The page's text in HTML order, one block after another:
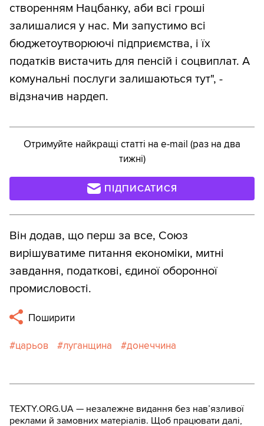
створенням Нацбанку, аби всі гроші
залишалися у нас. Ми запустимо всі
бюджетоутворюючі підприємства, і їх
податків вистачить для пенсій і соцвиплат. А
комунальні послуги залишаються тут", -
відзначив нардеп.
Отримуйте найкращі статті на e-mail (раз на два
тижні)
ПІДПИСАТИСЯ
Він додав, що перш за все, Союз
вирішуватиме питання економіки, митні
завдання, податкові, єдиної оборонної
промисловості.
Поширити
царьов луганщина донеччина
TEXTY.ORG.UA — незалежне видання без навʼязливої
реклами й замовних матеріалів. Щоб працювати далі,